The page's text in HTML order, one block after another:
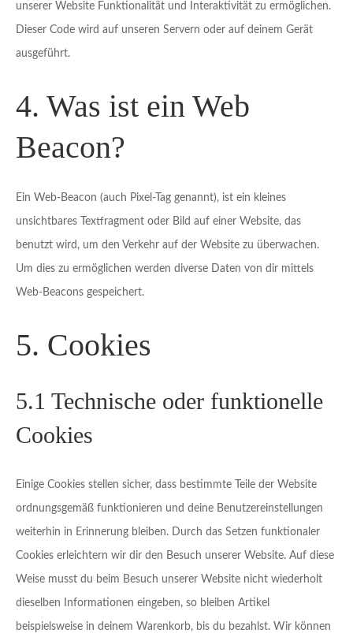
unserer Website Funktionalität und Interaktivität zu ermöglichen.
Dieser Code wird auf unseren Servern oder auf deinem Gerät
ausgeführt.
4. Was ist ein Web
Beacon?
Ein Web-Beacon (auch Pixel-Tag genannt), ist ein kleines
unsichtbares Textfragment oder Bild auf einer Website, das
benutzt wird, um den Verkehr auf der Website zu überwachen.
Um dies zu ermöglichen werden diverse Daten von dir mittels
Web-Beacons gespeichert.
5. Cookies
5.1 Technische oder funktionelle
Cookies
Einige Cookies stellen sicher, dass bestimmte Teile der Website
ordnungsgemäß funktionieren und deine Benutzereinstellungen
weiterhin in Erinnerung bleiben. Durch das Setzen funktionaler
Cookies erleichtern wir dir den Besuch unserer Website. Auf diese
Weise musst du beim Besuch unserer Website nicht wiederholt
dieselben Informationen eingeben, so bleiben Artikel
beispielsweise in deinem Warenkorb, bis du bezahlst. Wir können